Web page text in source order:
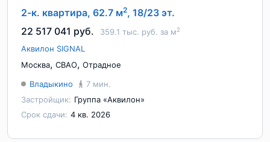
2-к. квартира, 62.7 м2, 18/23 эт.
22 517 041 руб.
359.1 тыс. руб. за м2
Аквилон SIGNAL
Москва, СВАО, Отрадное
Владыкино
7 мин.
Застройщик: Группа «Аквилон»
Срок сдачи: 4 кв. 2026